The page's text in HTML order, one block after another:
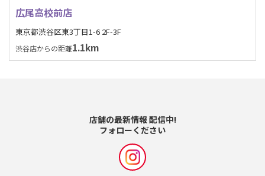
広尾高校前店
東京都渋谷区東3丁目1-6 2F-3F
渋谷店からの距離1.1km
店舗の最新情報 配信中!
フォローください